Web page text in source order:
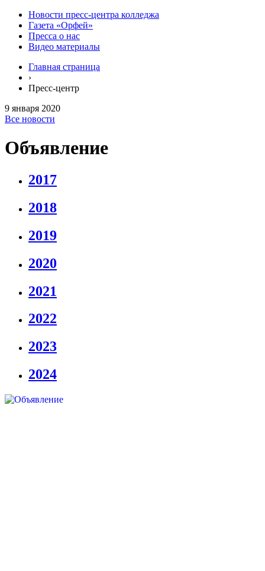
Новости пресс-центра колледжа
Газета «Орфей»
Пресса о нас
Видео материалы
Главная страница
›
Пресс-центр
9 января 2020
Все новости
Объявление
2017
2018
2019
2020
2021
2022
2023
2024